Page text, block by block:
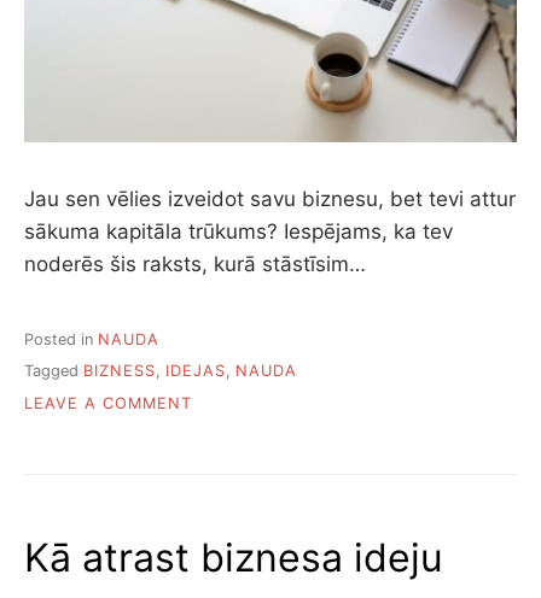
Jau sen vēlies izveidot savu biznesu, bet tevi attur
sākuma kapitāla trūkums? Iespējams, ka tev
noderēs šis raksts, kurā stāstīsim…
Posted in NAUDA
Tagged BIZNESS, IDEJAS, NAUDA
LEAVE A COMMENT
UZSĀKT
BEZ
Kā atrast biznesa ideju